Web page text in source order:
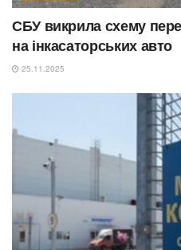
СБУ викрила схему
на інкасаторських авто
25.11.2025